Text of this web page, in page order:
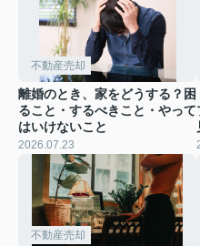
不動産売却
離婚のとき、家をどうする？困
ること・するべきこと・やって
はいけないこと
2026.07.23
不動産売却